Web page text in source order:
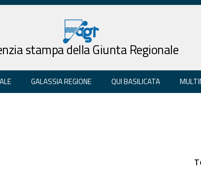
stampa della Giunta Regionale
GALASSIA REGIONE QUI BASILICATA